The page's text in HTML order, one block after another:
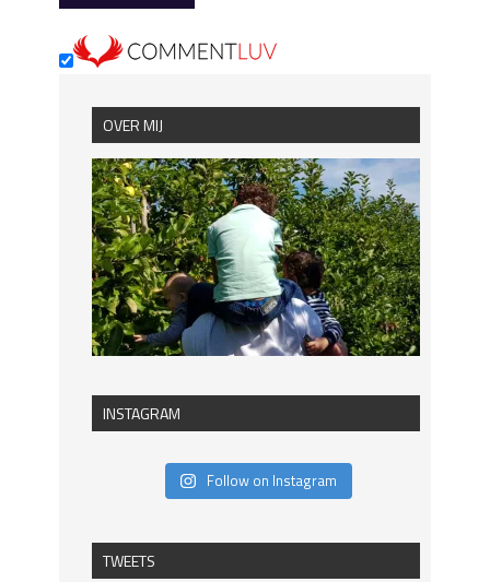
OVER MIJ
INSTAGRAM
Follow on Instagram
TWEETS